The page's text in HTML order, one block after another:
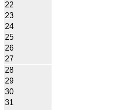
22
23
24
25
26
27
28
29
30
31